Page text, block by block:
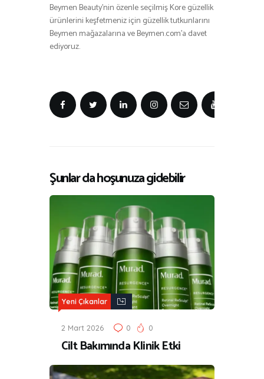
Beymen Beauty’nin özenle seçilmiş Kore güzellik
ürünlerini keşfetmeniz için güzellik tutkunlarını
Beymen mağazalarına ve Beymen.com’a davet
ediyoruz.
Şunlar da hoşunuza gidebilir
Yeni Çıkanlar
2 Mart 2026 0 0
Cilt Bakımında Klinik Etki